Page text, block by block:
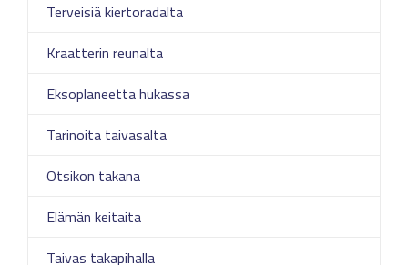
Terveisiä kiertoradalta
Kraatterin reunalta
Eksoplaneetta hukassa
Tarinoita taivasalta
Otsikon takana
Elämän keitaita
Taivas takapihalla